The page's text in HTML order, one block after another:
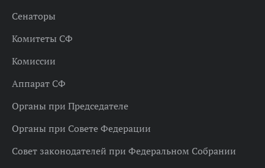
Сенаторы
Комитеты СФ
Комиссии
Аппарат СФ
Органы при Председателе
Органы при Совете Федерации
Совет законодателей при Федеральном Собрании